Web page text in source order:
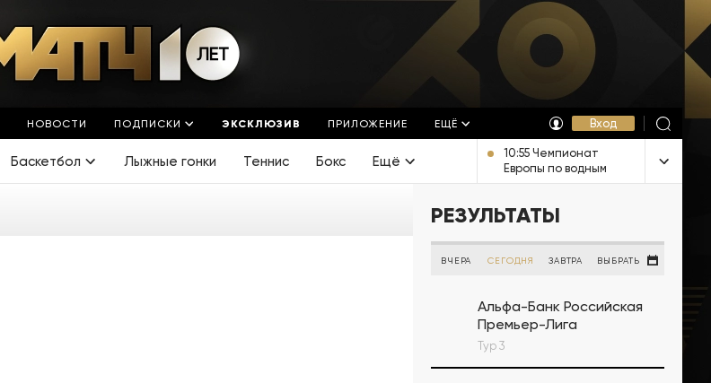
НОВОСТИ ПОДПИСКИ ЭКСКЛЮЗИВ ПРИЛОЖЕНИЕ ЕЩЁ Вход
Баскетбол Лыжные гонки Теннис Бокс Ещё
10:55 Чемпионат
Европы по водным
видам спорта.
Смешанная
трансляция из
Франции
РЕЗУЛЬТАТЫ
ВЧЕРА СЕГОДНЯ ЗАВТРА ВЫБРАТЬ
Альфа-Банк Российская
Премьер-Лига
Тур 3